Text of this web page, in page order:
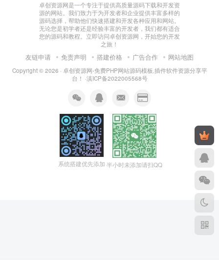
卓创资源网是一个专注于提供高质量源码下载和开发资
源的网站。我们致力于为开发者和企业提供丰富多样的
源码选择，帮助他们快速搭建和开发各种应用和网站。
无论您是初学者还是经验丰富的开发者，我们都有适合
您的源码和教程。立即访问卓创资源网，开始您的开发
之旅！
友链申请 免责声明 搭建价格 广告合作 网站地图
Copyright © 2026 · 卓创资源网-免费PHP网站源码模板,插件软件资源分享平
台！ ·滇ICP备2022005568号
系统搭建优先添加 半小时未添加请扫QQ